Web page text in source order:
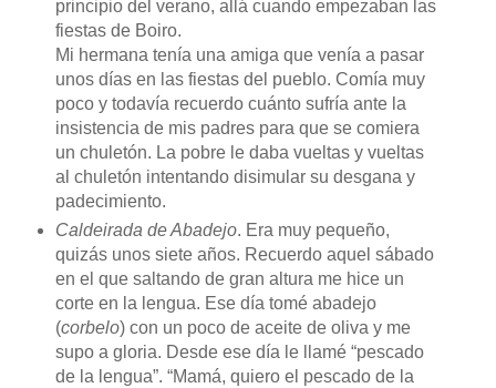
principio del verano, allá cuando empezaban las
fiestas de Boiro.
Mi hermana tenía una amiga que venía a pasar
unos días en las fiestas del pueblo. Comía muy
poco y todavía recuerdo cuánto sufría ante la
insistencia de mis padres para que se comiera
un chuletón. La pobre le daba vueltas y vueltas
al chuletón intentando disimular su desgana y
padecimiento.
Caldeirada de Abadejo. Era muy pequeño,
quizás unos siete años. Recuerdo aquel sábado
en el que saltando de gran altura me hice un
corte en la lengua. Ese día tomé abadejo
(corbelo) con un poco de aceite de oliva y me
supo a gloria. Desde ese día le llamé “pescado
de la lengua”. “Mamá, quiero el pescado de la